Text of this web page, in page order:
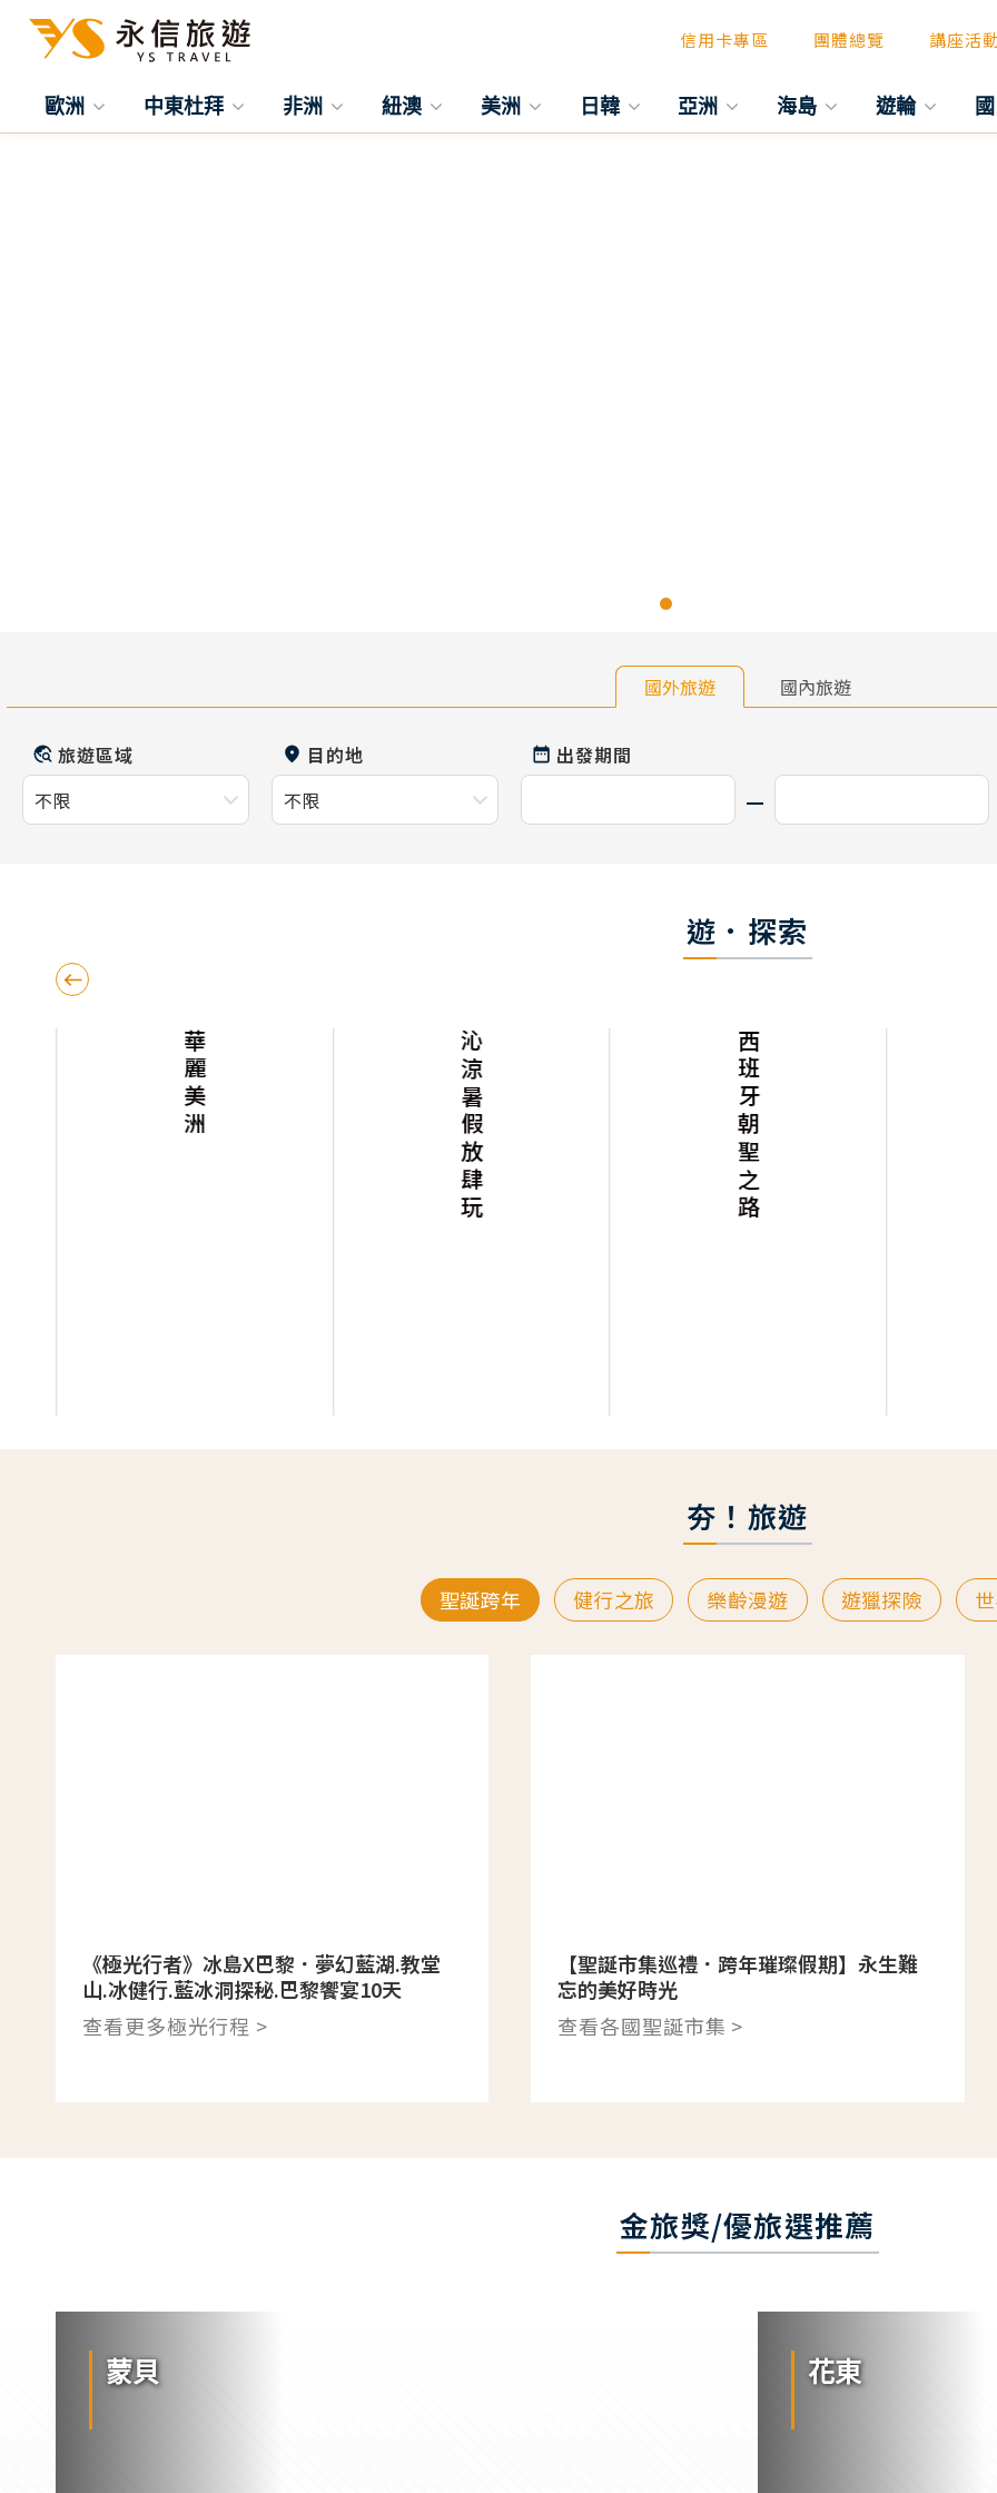
信用卡專區 團體總覽 講座活
歐洲 中東杜拜 非洲 紐澳 美洲 日韓 亞洲 海島 遊輪
國外旅遊 國內旅遊
旅遊區域 目的地 出發期間
遊．探索
華麗美洲 沁涼暑假放肆玩 西班牙朝聖之路
夯！旅遊
聖誕跨年 健行之旅 樂齡漫遊 遊獵探險
《極光行者》冰島X巴黎．夢幻藍湖.教堂
山.冰健行.藍冰洞探秘.巴黎饗宴10天
查看更多極光行程 >
【聖誕市集巡禮．跨年璀璨假期】永生難
忘的美好時光
查看各國聖誕市集 >
金旅獎/優旅選推薦
蒙貝 花東